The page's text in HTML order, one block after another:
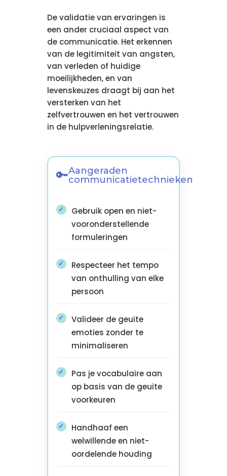
De validatie van ervaringen is
een ander cruciaal aspect van
de communicatie. Het erkennen
van de legitimiteit van angsten,
van verleden of huidige
moeilijkheden, en van
levenskeuzes draagt bij aan het
versterken van het
zelfvertrouwen en het vertrouwen
in de hulpverleningsrelatie.
Aangeraden
communicatietechnieken
Gebruik open en niet-
vooronderstellende
formuleringen
Respecteer het tempo
van onthulling van elke
persoon
Valideer de geuite
emoties zonder te
minimaliseren
Pas je vocabulaire aan
op basis van de geuite
voorkeuren
Handhaaf een
welwillende en niet-
oordelende houding